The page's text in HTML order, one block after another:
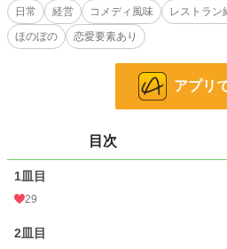
＊＊＊＊＊＊＊＊＊＊＊＊＊＊＊＊＊＊
皆様が読んでくれたおかげです！ありがとう
したものとなります。
無断転載・複写はお断りいたします。
更新日は5日おきになります。
日常
経営 コメディ風味 レストラン
ほのぼの
恋愛要素あり
アプリ
目次
1皿目
29
2皿目